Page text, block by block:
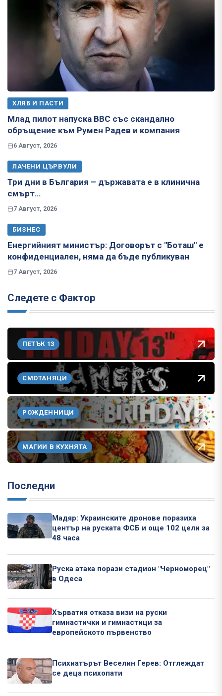
ХЛЯБ И ПАСТИ
Млад пилот напуска ВВС със скандално
обръщение към Румен Радев и компания
6 Август, 2026
ЛАЧЕНИ ЦЪРВУЛИ
Три дни в България – държавата е в клинична
смърт…
7 Август, 2026
БИЗНЕС
Енергийният министър: Договорът с "Боташ" е
конфиденциален, няма да бъде публикуван
7 Август, 2026
Следете с Фактор
ПЕТЪК 13
СМОТАНЯЦИ
РОЖДЕННИЦИ
МАГИИ В КУХНЯТА
Последни
Мадяр: Украинските дронове поразиха
център на руската ФСБ и още 102 цели за
48 часа
Руска атака порази стадион "Черноморец"
в Одеса
Хърватия отказа визи на руски
гимнастички и гимнастици за
европейското първенство
Психиатърът Веселин Герев: Отглеждат
се деца психопати